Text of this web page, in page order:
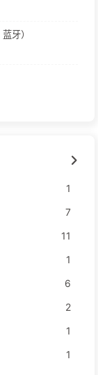
牙）
1
7
11
1
6
2
1
1